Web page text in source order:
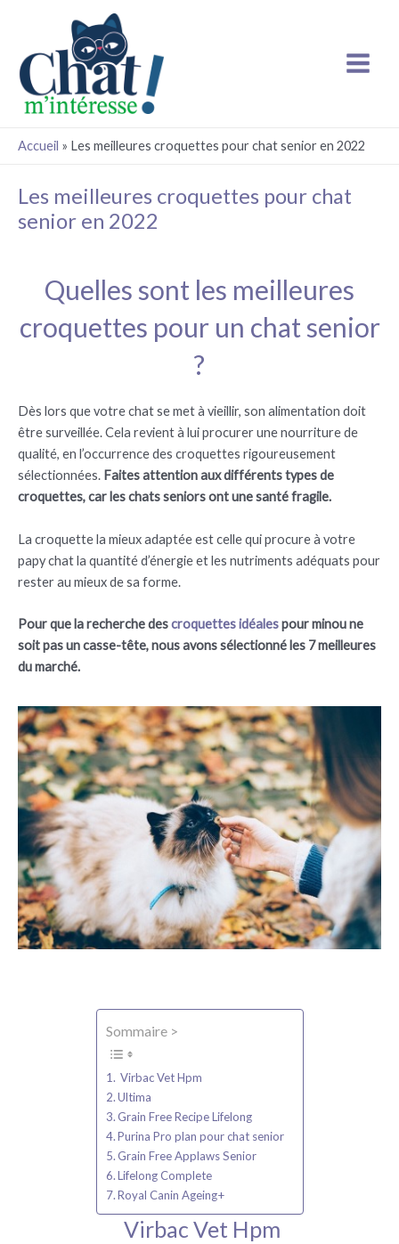
contenu
Menu
Accueil » Les meilleures croquettes pour chat senior en 2022
Les meilleures croquettes pour chat
senior en 2022
Quelles sont les meilleures
croquettes pour un chat senior
?
Dès lors que votre chat se met à vieillir, son alimentation doit
être surveillée. Cela revient à lui procurer une nourriture de
qualité, en l’occurrence des croquettes rigoureusement
sélectionnées. Faites attention aux différents types de
croquettes, car les chats seniors ont une santé fragile.
La croquette la mieux adaptée est celle qui procure à votre
papy chat la quantité d’énergie et les nutriments adéquats pour
rester au mieux de sa forme.
Pour que la recherche descroquettes idéalespour minou ne
soit pas un casse-tête, nous avons sélectionné les 7 meilleures
du marché.
Sommaire >
Virbac Vet Hpm
Ultima
Grain Free Recipe Lifelong
Purina Pro plan pour chat senior
Grain Free Applaws Senior
Lifelong Complete
Royal Canin Ageing+
Virbac Vet Hpm